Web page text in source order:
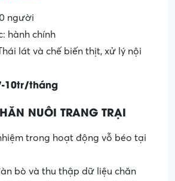
người
hành chính
lát và chế biến thịt, xử lý nội
10tr/tháng
NUÔI TRANG TRẠI
trong hoạt động vỗ béo tại
bò và thu thập dữ liệu chăn